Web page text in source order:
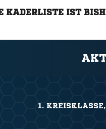
KADERLISTE IST
1.